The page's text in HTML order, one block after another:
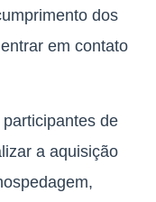
dos
em contato
de
a aquisição